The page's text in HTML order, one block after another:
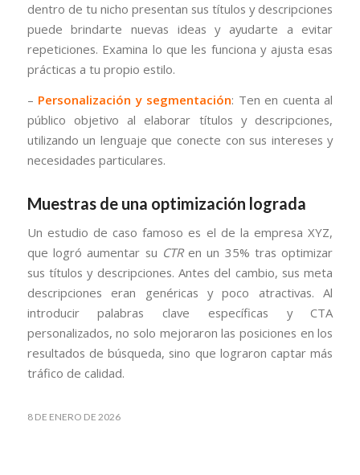
dentro de tu nicho presentan sus títulos y descripciones
puede brindarte nuevas ideas y ayudarte a evitar
repeticiones. Examina lo que les funciona y ajusta esas
prácticas a tu propio estilo.
– Personalización y segmentación: Ten en cuenta al
público objetivo al elaborar títulos y descripciones,
utilizando un lenguaje que conecte con sus intereses y
necesidades particulares.
Muestras de una optimización lograda
Un estudio de caso famoso es el de la empresa XYZ,
que logró aumentar su CTRen un 35% tras optimizar
sus títulos y descripciones. Antes del cambio, sus meta
descripciones eran genéricas y poco atractivas. Al
introducir palabras clave específicas y CTA
personalizados, no solo mejoraron las posiciones en los
resultados de búsqueda, sino que lograron captar más
tráfico de calidad.
8 DE ENERO DE 2026